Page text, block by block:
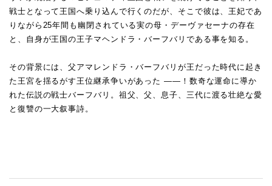
戦士となって王国へ乗り込んで行くのだが、そこで彼は、王妃であ
りながら25年間も幽閉されている実の母・デーヴァセーナの存在
と、自身が王国の王子マヘンドラ・バーフバリである事を知る。
その背景には、父アマレンドラ・バーフバリが王だった時代に起き
た王宮を揺るがす王位継承争いがあった ——！数奇な運命に導か
れた伝説の戦士バーフバリ。祖父、父、息子、三代に渡る壮絶な愛
と復讐の一大叙事詩。